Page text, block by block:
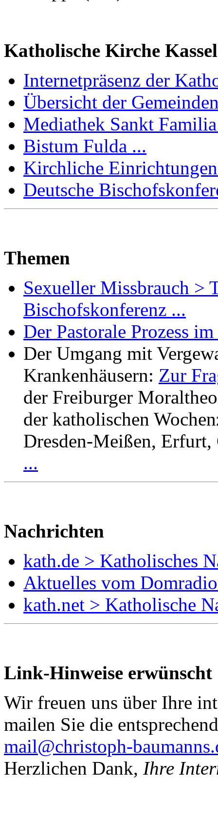
Katholische Kirche Kassel
Internetpräsenz der
Übersicht der
Mediathek Sankt
Bistum Fulda ...
Kirchliche
Deutsche
Themen
Sexueller Missbrauch >
Bischofskonferenz ...
Der Pastorale Prozess
Der Umgang mit
Krankenhäusern: Zur
der Freiburger
der katholischen
Dresden-Meißen,
...
Nachrichten
kath.de > Katholisches
Aktuelles vom
kath.net > Katholische
Link-Hinweise erwünscht
Wir freuen uns über Ihre
mailen Sie die
mail@christoph-
Herzlichen Dank, Ihre